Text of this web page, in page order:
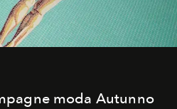
moda Autunno